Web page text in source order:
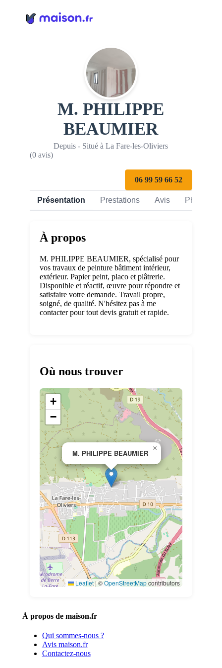
M. PHILIPPE
BEAUMIER
Depuis - Situé à La Fare-les-Oliviers
(0 avis)
06 99 59 66 52
Présentation Prestations Avis Photos
À propos
M. PHILIPPE BEAUMIER, spécialisé pour
vos travaux de peinture bâtiment intérieur,
extérieur. Papier peint, placo et plâtrerie.
Disponible et réactif, œuvre pour répondre et
satisfaire votre demande. Travail propre,
soigné, de qualité. N'hésitez pas à me
contacter pour tout devis gratuit et rapide.
Où nous trouver
M. PHILIPPE BEAUMIER
×
+
−
Leaflet | ©OpenStreetMapcontributors
À propos de maison.fr
Qui sommes-nous ?
Avis maison.fr
Contactez-nous